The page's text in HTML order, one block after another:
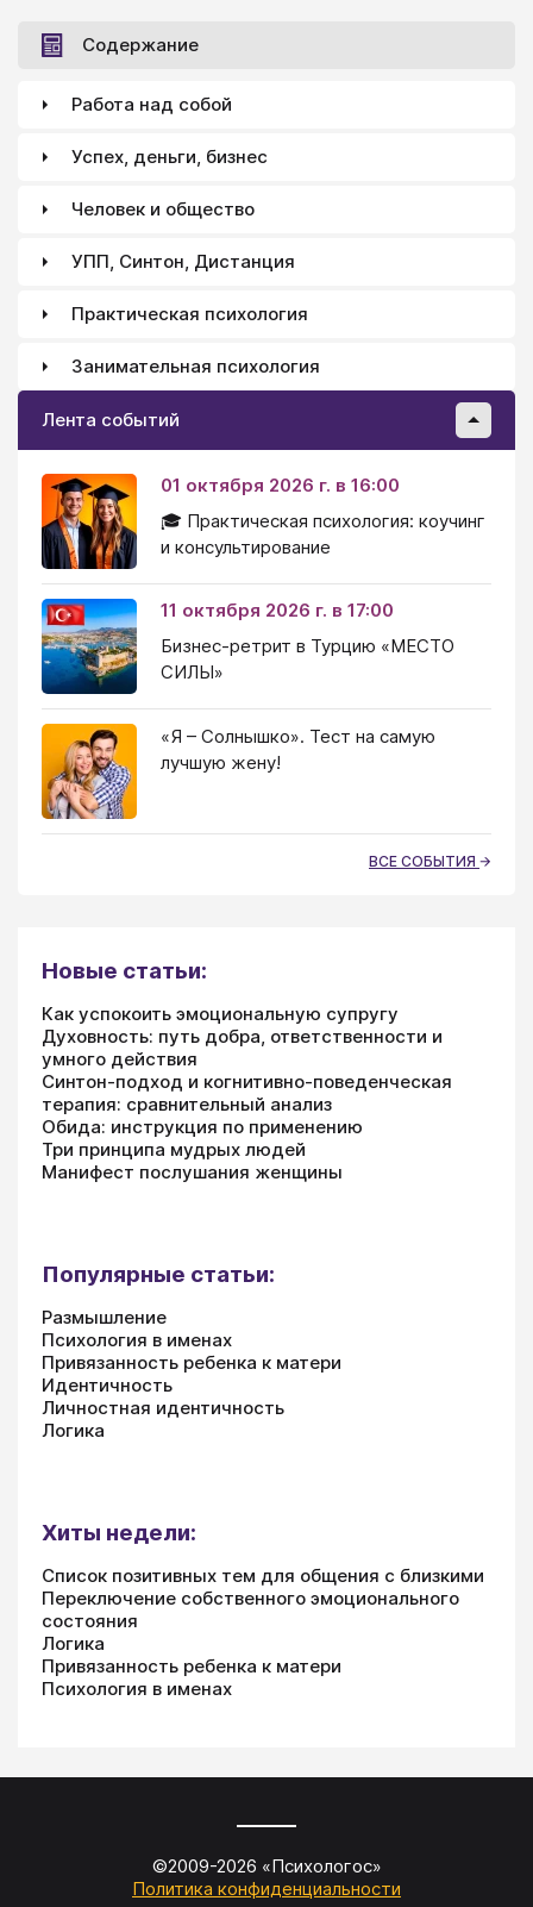
Содержание
Работа над собой
Успех, деньги, бизнес
Человек и общество
УПП, Синтон, Дистанция
Практическая психология
Занимательная психология
Лента событий
01 октября 2026 г. в 16:00
🎓 Практическая психология: коучинг
и консультирование
11 октября 2026 г. в 17:00
Бизнес-ретрит в Турцию «МЕСТО
СИЛЫ»
«Я – Солнышко». Тест на самую
лучшую жену!
ВСЕ СОБЫТИЯ
Новые статьи:
Как успокоить эмоциональную супругу
Духовность: путь добра, ответственности и
умного действия
Синтон-подход и когнитивно-поведенческая
терапия: сравнительный анализ
Обида: инструкция по применению
Три принципа мудрых людей
Манифест послушания женщины
Популярные статьи:
Размышление
Психология в именах
Привязанность ребенка к матери
Идентичность
Личностная идентичность
Логика
Хиты недели:
Список позитивных тем для общения с близкими
Переключение собственного эмоционального
состояния
Логика
Привязанность ребенка к матери
Психология в именах
©2009-2026 «Психологос»
Политика конфиденциальности